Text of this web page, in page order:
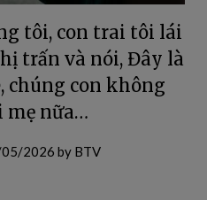
tôi, con trai tôi lái
trấn và nói, Đây là
chúng con không
mẹ nữa…
2026 by BTV